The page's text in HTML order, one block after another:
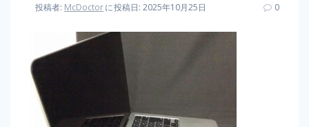
投稿者: McDoctorに投稿日: 2025年10月25日 0